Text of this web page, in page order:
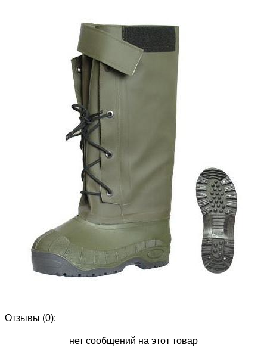
Отзывы (0):
нет сообщений на этот товар